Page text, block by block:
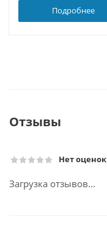
Подробнее
Отзывы
Нет оценок
Загрузка отзывов...